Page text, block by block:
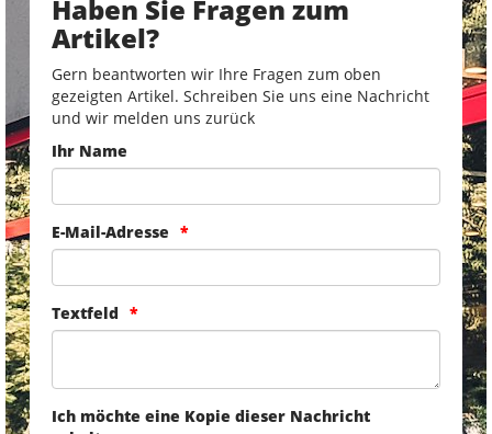
Haben Sie Fragen zum
Artikel?
Gern beantworten wir Ihre Fragen zum oben
gezeigten Artikel. Schreiben Sie uns eine Nachricht
und wir melden uns zurück
Ihr Name
E-Mail-Adresse
Textfeld
Ich möchte eine Kopie dieser Nachricht